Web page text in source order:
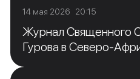
14 мая 2026 20:15
Журнал Священного
Гурова в Северо-